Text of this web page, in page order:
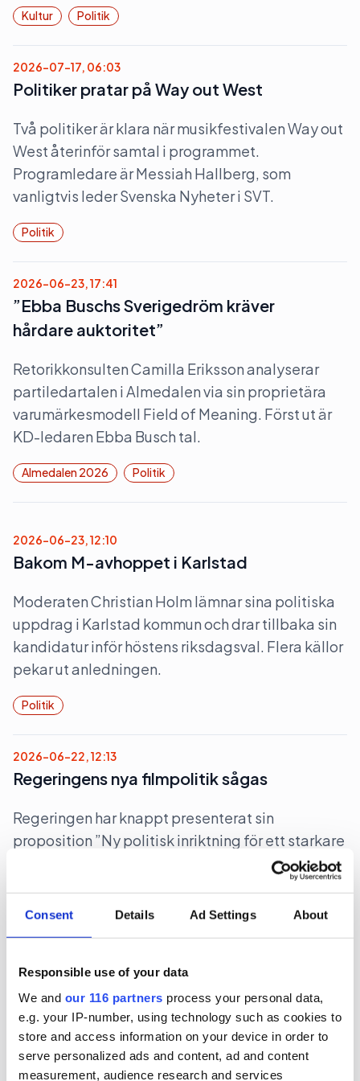
Consent Details Ad Settings About
Responsible use of your data
We and our 116 partners process your personal data,
e.g. your IP-number, using technology such as cookies to
store and access information on your device in order to
serve personalized ads and content, ad and content
measurement, audience research and services
Kultur Politik
2026-07-17, 06:03
Politiker pratar på Way out West
Två politiker är klara när musikfestivalen Way out
West återinför samtal i programmet.
Programledare är Messiah Hallberg, som
vanligtvis leder Svenska Nyheter i SVT.
Politik
2026-06-23, 17:41
”Ebba Buschs Sverigedröm kräver
hårdare auktoritet”
Retorikkonsulten Camilla Eriksson analyserar
partiledartalen i Almedalen via sin proprietära
varumärkesmodell Field of Meaning. Först ut är
KD-ledaren Ebba Busch tal.
Almedalen 2026 Politik
2026-06-23, 12:10
Bakom M-avhoppet i Karlstad
Moderaten Christian Holm lämnar sina politiska
uppdrag i Karlstad kommun och drar tillbaka sin
kandidatur inför höstens riksdagsval. Flera källor
pekar ut anledningen.
Politik
2026-06-22, 12:13
Regeringens nya filmpolitik sågas
Regeringen har knappt presenterat sin
proposition ”Ny politisk inriktning för ett starkare
Kultur Politik
Magdalena Andersson (s)
turistkampanjar
Nej det blir inte Botkyrka när partiledaren (s)
Magdalena Andersson ger sig ut på en två dagars